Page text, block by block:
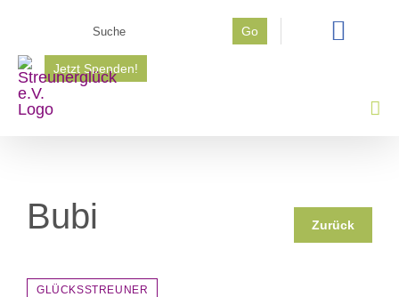
springen
Go
Jetzt Spenden!
Bubi Zurück
GLÜCKSSTREUNER